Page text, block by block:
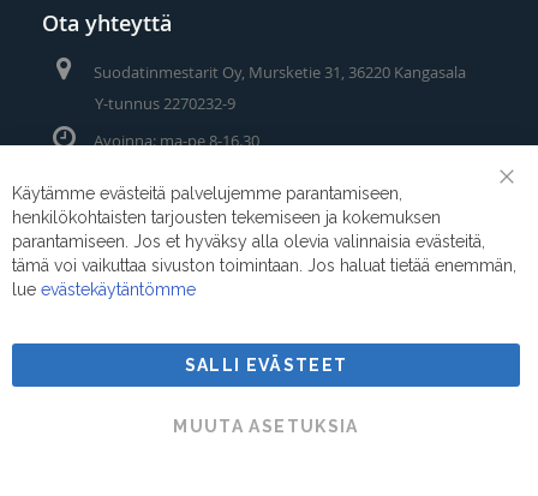
Ota yhteyttä
Suodatinmestarit Oy, Mursketie 31, 36220 Kangasala
Y-tunnus 2270232-9
Avoinna: ma-pe 8-16.30
Puhelin/Whatsapp:
Sähköposti:myynti@suodatinmestarit.fi
Suodatinmestarit © 2026
Käytämme evästeitä palvelujemme parantamiseen,
henkilökohtaisten tarjousten tekemiseen ja kokemuksen
parantamiseen. Jos et hyväksy alla olevia valinnaisia evästeitä,
tämä voi vaikuttaa sivuston toimintaan. Jos haluat tietää enemmän,
lue evästekäytäntömme
SALLI EVÄSTEET
MUUTA ASETUKSIA